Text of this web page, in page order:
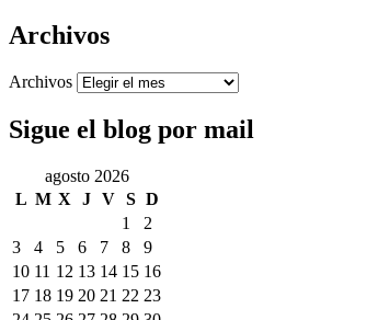
Archivos
Archivos
Sigue el blog por mail
agosto 2026
L M X J V S D
1
2
3
4 5 6 7 8
9
10 11 12 13 14 15 16
17 18 19 20 21 22 23